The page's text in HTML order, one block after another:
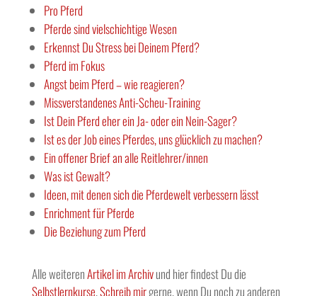
Pro Pferd
Pferde sind vielschichtige Wesen
Erkennst Du Stress bei Deinem Pferd?
Pferd im Fokus
Angst beim Pferd – wie reagieren?
Missverstandenes Anti-Scheu-Training
Ist Dein Pferd eher ein Ja- oder ein Nein-Sager?
Ist es der Job eines Pferdes, uns glücklich zu machen?
Ein offener Brief an alle Reitlehrer/innen
Was ist Gewalt?
Ideen, mit denen sich die Pferdewelt verbessern lässt
Enrichment für Pferde
Die Beziehung zum Pferd
Alle weiterenArtikel im Archivund hier findest Du die
Selbstlernkurse.Schreib mirgerne, wenn Du noch zu anderen